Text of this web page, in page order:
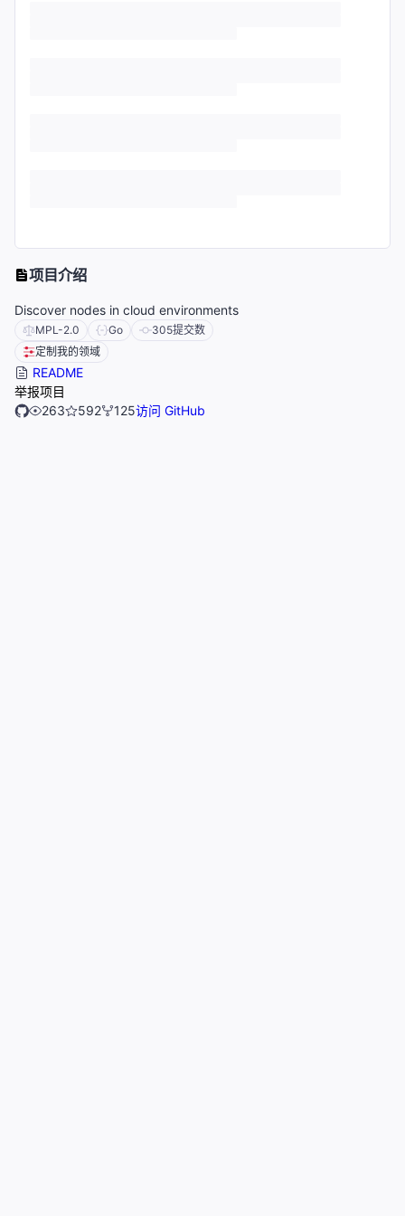
项目介绍
Discover nodes in cloud environments
MPL-2.0 Go 305提交数
定制我的领域
README
举报项目
263
592 125访问 GitHub